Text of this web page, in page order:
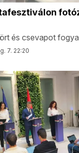
és csevapot
7. 22:20